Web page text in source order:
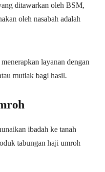
ditawarkan oleh BSM,
oleh nasabah adalah
layanan dengan
mutlak bagi hasil.
ibadah ke tanah
tabungan haji umroh